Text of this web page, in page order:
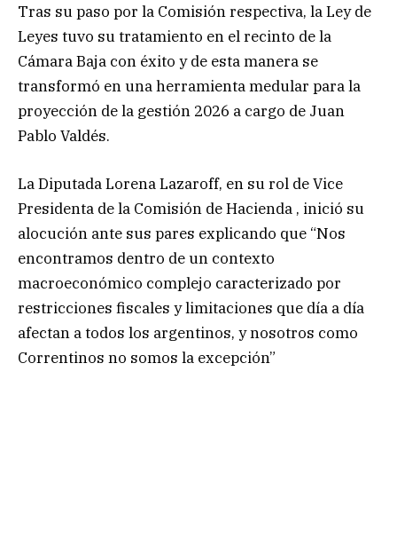
Tras su paso por la Comisión respectiva, la Ley de
Leyes tuvo su tratamiento en el recinto de la
Cámara Baja con éxito y de esta manera se
transformó en una herramienta medular para la
proyección de la gestión 2026 a cargo de Juan
Pablo Valdés.
La Diputada Lorena Lazaroff, en su rol de Vice
Presidenta de la Comisión de Hacienda , inició su
alocución ante sus pares explicando que “Nos
encontramos dentro de un contexto
macroeconómico complejo caracterizado por
restricciones fiscales y limitaciones que día a día
afectan a todos los argentinos, y nosotros como
Correntinos no somos la excepción”